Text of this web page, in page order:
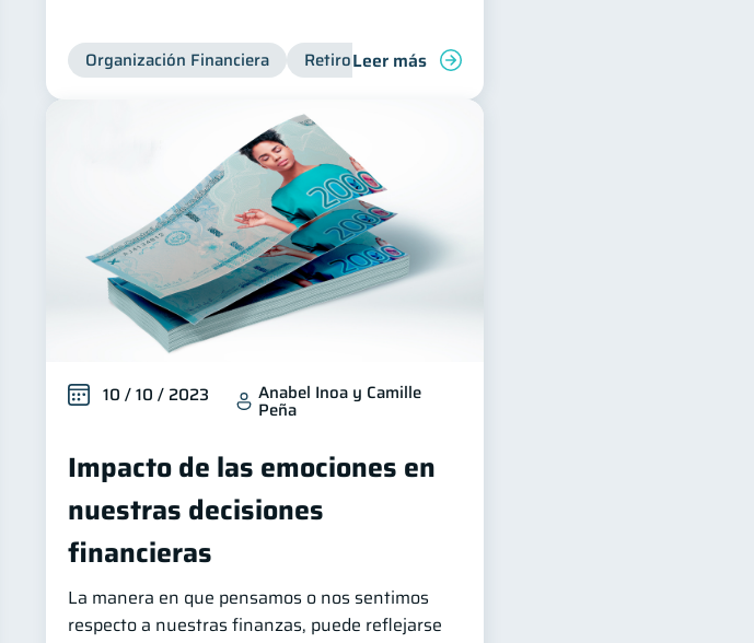
Superintendencia de Bancos
Organización Financiera Retiro Cuenta Abandonada
Leer más
10 / 10 / 2023 Anabel Inoa y Camille
Peña
Impacto de las emociones en
nuestras decisiones
financieras
La manera en que pensamos o nos sentimos
respecto a nuestras finanzas, puede reflejarse